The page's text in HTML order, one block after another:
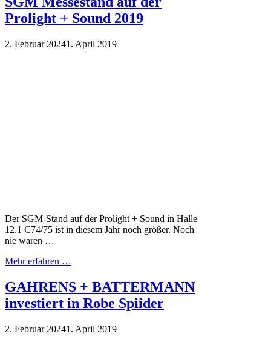
Prolight + Sound 2019
2. Februar 20241. April 2019
Der SGM-Stand auf der Prolight + Sound in Halle
12.1 C74/75 ist in diesem Jahr noch größer. Noch
nie waren …
Mehr erfahren …
GAHRENS + BATTERMANN
investiert in Robe Spiider
2. Februar 20241. April 2019